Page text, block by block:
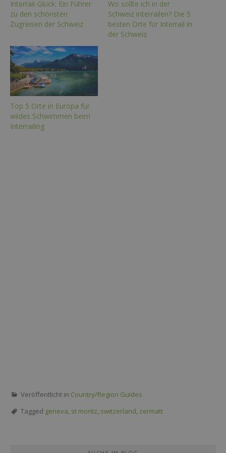
Interrail-Glück: Ein Führer
zu den schönsten
Zugreisen der Schweiz
Wo sollte ich in der
Schweiz interrailen? Die 5
besten Orte für Interrail in
der Schweiz
Top 5 Orte in Europa für
wildes Schwimmen beim
Interrailing
Veröffentlicht in Country/Region Guides
Tagged geneva, st moritz, switzerland, zermatt